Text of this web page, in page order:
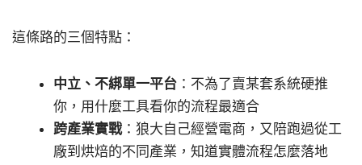
這條路的三個特點：
中立、不綁單一平台 ：不為了賣某套系統硬推
你，用什麼工具看你的流程最適合
跨產業實戰：狼大自己經營電商，又陪跑過從工
廠到烘焙的不同產業，知道實體流程怎麼落地